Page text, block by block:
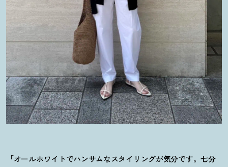
「オールホワイトでハンサムなスタイリングが気分です。七分